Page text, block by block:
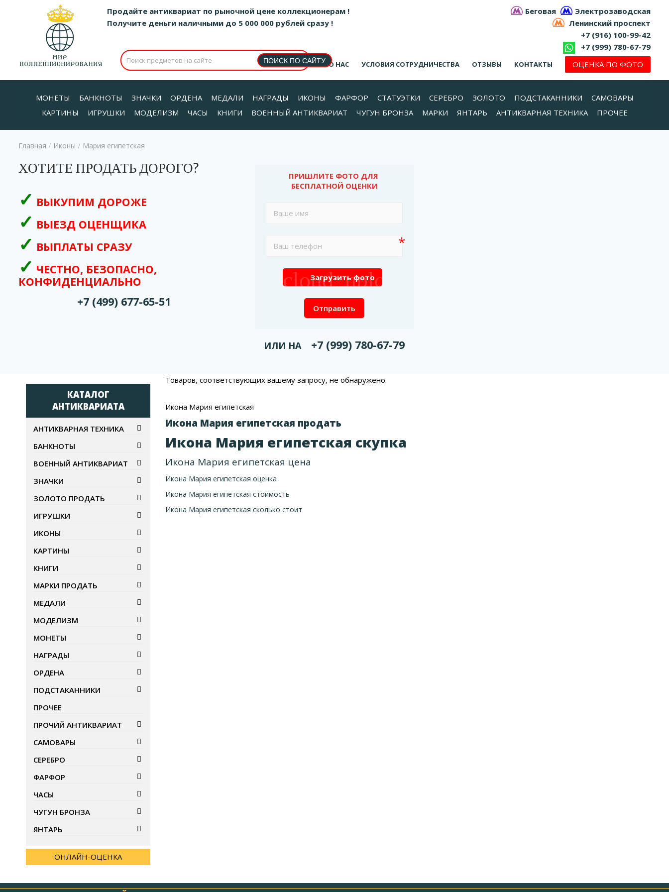
Продайте антиквариат по рыночной цене коллекционерам ! Беговая
Электрозаводская
Получите деньги наличными до 5 000 000 рублей сразу !
Ленинский проспект
+7 (916) 100-99-42
+7 (999) 780-67-79
О НАС УСЛОВИЯ СОТРУДНИЧЕСТВА ОТЗЫВЫ КОНТАКТЫ ОЦЕНКА ПО ФОТО
МОНЕТЫ БАНКНОТЫ ЗНАЧКИ ОРДЕНА МЕДАЛИ НАГРАДЫ ИКОНЫ ФАРФОР СТАТУЭТКИ СЕРЕБРО ЗОЛОТО ПОДСТАКАННИКИ
САМОВАРЫ
КАРТИНЫ
ИГРУШКИ МОДЕЛИЗМ ЧАСЫ КНИГИ ВОЕННЫЙ АНТИКВАРИАТ ЧУГУН БРОНЗА МАРКИ ЯНТАРЬ АНТИКВАРНАЯ ТЕХНИКА ПРОЧЕЕ
Главная / Иконы / Мария египетская
ХОТИТЕ ПРОДАТЬ ДОРОГО?
ВЫКУПИМ ДОРОЖЕ
ВЫЕЗД ОЦЕНЩИКА
ВЫПЛАТЫ СРАЗУ
ЧЕСТНО, БЕЗОПАСНО,
КОНФИДЕНЦИАЛЬНО
+7 (499) 677-65-51
ПРИШЛИТЕ ФОТО ДЛЯ
БЕСПЛАТНОЙ ОЦЕНКИ
cloud_upload
Загрузить фото
Отправить
ИЛИ НА +7 (999) 780-67-79
Товаров, соответствующих вашему запросу, не обнаружено.
Икона Мария египетская
Икона Мария египетская продать
Икона Мария египетская скупка
Икона Мария египетская цена
Икона Мария египетская оценка
Икона Мария египетская стоимость
Икона Мария египетская сколько стоит
КАТАЛОГ
АНТИКВАРИАТА
АНТИКВАРНАЯ ТЕХНИКА
БАНКНОТЫ
ВОЕННЫЙ АНТИКВАРИАТ
ЗНАЧКИ
ЗОЛОТО ПРОДАТЬ
ИГРУШКИ
ИКОНЫ
КАРТИНЫ
КНИГИ
МАРКИ ПРОДАТЬ
МЕДАЛИ
МОДЕЛИЗМ
МОНЕТЫ
НАГРАДЫ
ОРДЕНА
ПОДСТАКАННИКИ
ПРОЧЕЕ
ПРОЧИЙ АНТИКВАРИАТ
САМОВАРЫ
СЕРЕБРО
ФАРФОР
ЧАСЫ
ЧУГУН БРОНЗА
ЯНТАРЬ
ОНЛАЙН-ОЦЕНКА